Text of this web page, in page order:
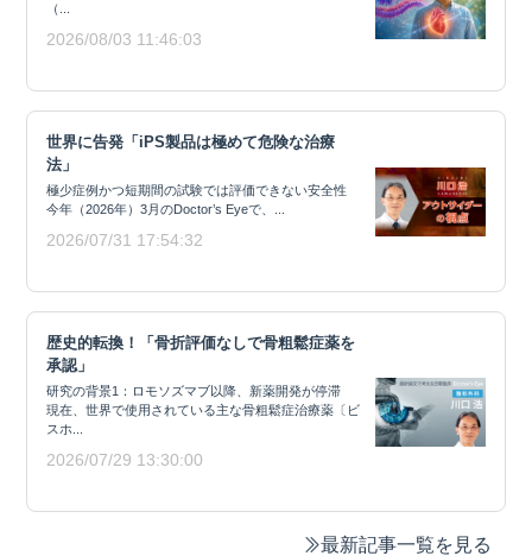
（...
2026/08/03 11:46:03
世界に告発「iPS製品は極めて危険な治療
法」
極少症例かつ短期間の試験では評価できない安全性
今年（2026年）3月のDoctor’s Eyeで、...
2026/07/31 17:54:32
歴史的転換！「骨折評価なしで骨粗鬆症薬を
承認」
研究の背景1：ロモソズマブ以降、新薬開発が停滞
現在、世界で使用されている主な骨粗鬆症治療薬〔ビ
スホ...
2026/07/29 13:30:00
最新記事一覧を見る